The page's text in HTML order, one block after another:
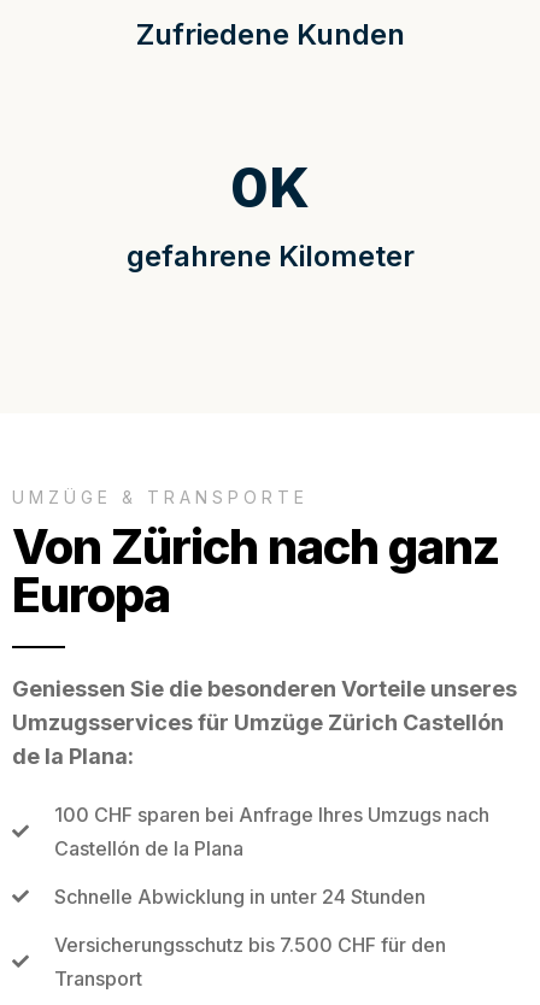
Zufriedene Kunden
gefahrene Kilometer
0K
UMZÜGE & TRANSPORTE
Von Zürich nach ganz
Europa
Geniessen Sie die besonderen Vorteile unseres
Umzugsservices für Umzüge Zürich Castellón
de la Plana:
100 CHF sparen bei Anfrage Ihres Umzugs nach
Castellón de la Plana
Schnelle Abwicklung in unter 24 Stunden
Versicherungsschutz bis 7.500 CHF für den
Transport